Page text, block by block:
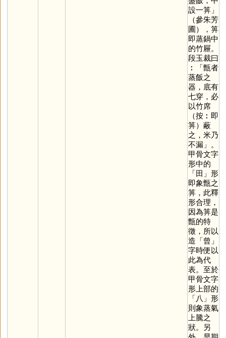
設一箅」
（參朱芳
圃），箅
即蒸鍋中
的竹屜。
段玉裁曰
︰「甑者
蒸飯之
器，底有
七穿，必
以竹席
（按︰即
箅）蔽
之，米乃
不漏」。
甲骨文字
形中的
「田 」形
即象甑之
箅，此釋
形合理，
因為箅是
甑的特
徵，所以
造「曾 」
字時便以
此為代
表。至於
甲骨文字
形上部的
「八 」形
則象蒸氣
上騰之
狀。另